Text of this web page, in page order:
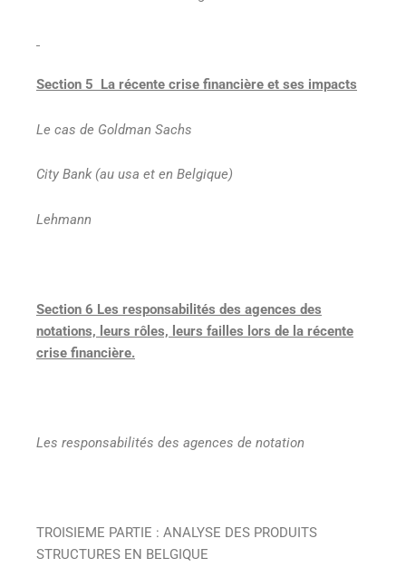
Section 5 La récente crise financière et ses impacts
Le cas de Goldman Sachs
City Bank (au usa et en Belgique)
Lehmann
Section 6 Les responsabilités des agences des
notations, leurs rôles, leurs failles lors de la récente
crise financière.
Les responsabilités des agences de notation
TROISIEME PARTIE : ANALYSE DES PRODUITS
STRUCTURES EN BELGIQUE